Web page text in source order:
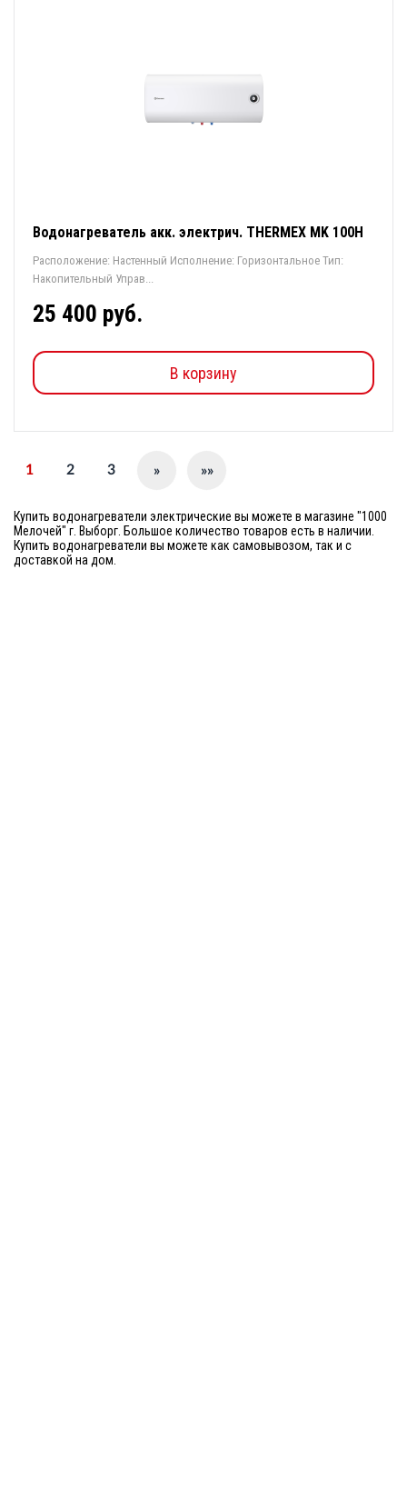
Водонагреватель акк. электрич. THERMEX MK 100Н
Расположение: Настенный Исполнение: Горизонтальное Тип:
Накопительный Управ...
25 400 руб.
В корзину
1 2 3 » »»
Купить водонагреватели электрические вы можете в магазине "1000
Мелочей" г. Выборг. Большое количество товаров есть в наличии.
Купить водонагреватели вы можете как самовывозом, так и с
доставкой на дом.